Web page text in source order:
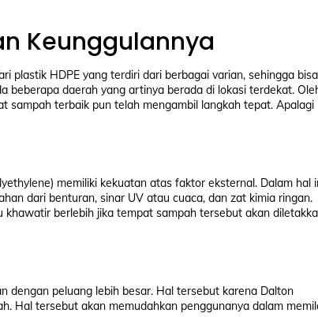
Keunggulannya
plastik HDPE yang terdiri dari berbagai varian, sehingga bisa
beberapa daerah yang artinya berada di lokasi terdekat.
sampah terbaik pun telah mengambil langkah tepat. Apalagi
memiliki kekuatan atas faktor eksternal. Dalam hal
dari benturan, sinar UV atau cuaca, dan zat kimia ringan.
berlebih jika tempat sampah tersebut akan
dengan peluang lebih besar. Hal tersebut karena Dalton
Hal tersebut akan memudahkan penggunanya dalam